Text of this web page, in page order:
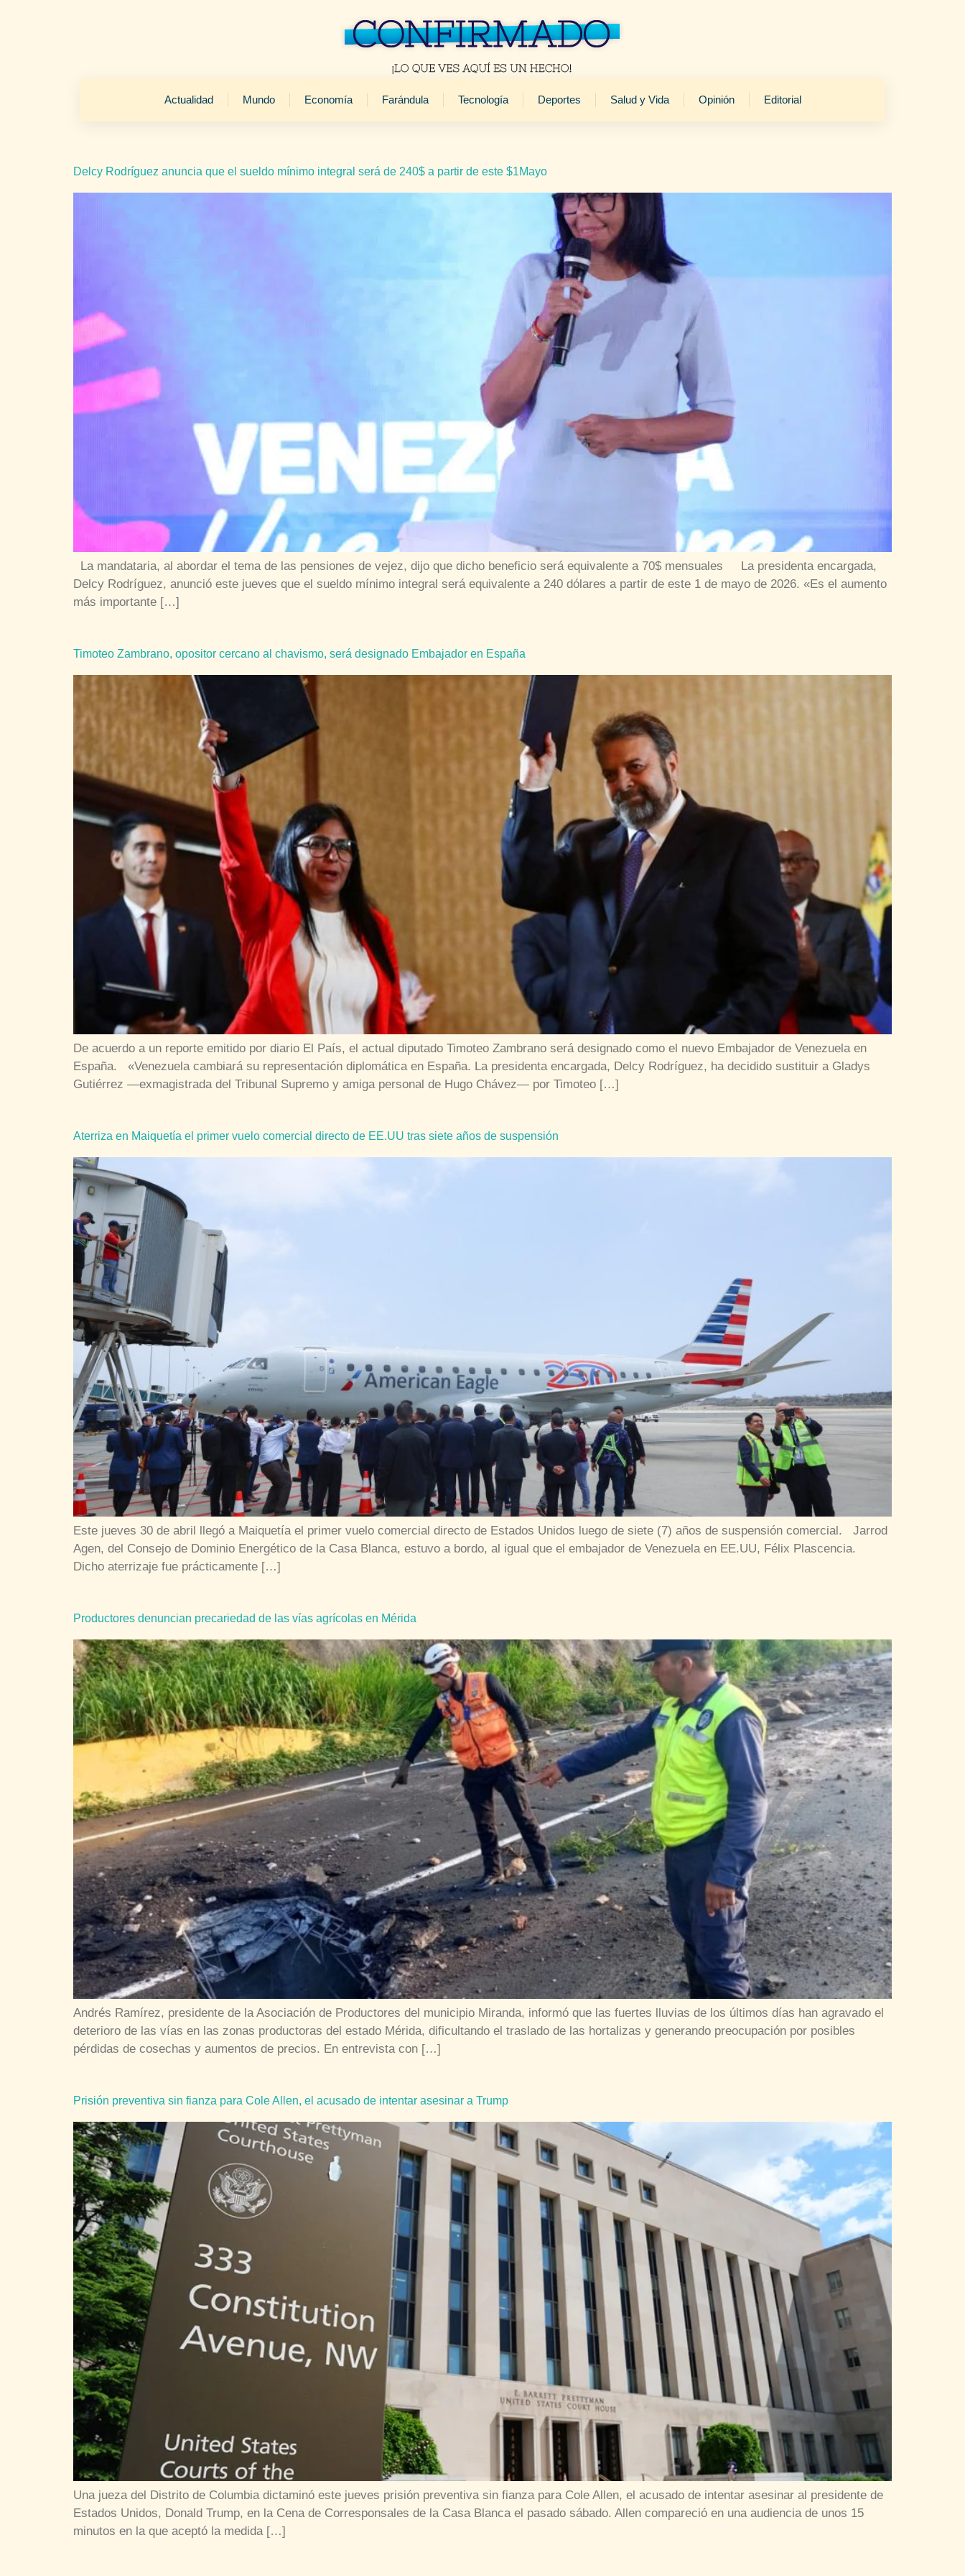
Actualidad Mundo Economía Farándula Tecnología Deportes Salud y Vida Opinión Editorial
Delcy Rodríguez anuncia que el sueldo mínimo integral será de 240$ a partir de este $1Mayo
La mandataria, al abordar el tema de las pensiones de vejez, dijo que dicho beneficio será equivalente a 70$ mensuales La presidenta encargada,
Delcy Rodríguez, anunció este jueves que el sueldo mínimo integral será equivalente a 240 dólares a partir de este 1 de mayo de 2026. «Es el aumento
más importante […]
Timoteo Zambrano, opositor cercano al chavismo, será designado Embajador en España
De acuerdo a un reporte emitido por diario El País, el actual diputado Timoteo Zambrano será designado como el nuevo Embajador de Venezuela en
España. «Venezuela cambiará su representación diplomática en España. La presidenta encargada, Delcy Rodríguez, ha decidido sustituir a Gladys
Gutiérrez —exmagistrada del Tribunal Supremo y amiga personal de Hugo Chávez— por Timoteo […]
Aterriza en Maiquetía el primer vuelo comercial directo de EE.UU tras siete años de suspensión
Este jueves 30 de abril llegó a Maiquetía el primer vuelo comercial directo de Estados Unidos luego de siete (7) años de suspensión comercial. Jarrod
Agen, del Consejo de Dominio Energético de la Casa Blanca, estuvo a bordo, al igual que el embajador de Venezuela en EE.UU, Félix Plascencia.
Dicho aterrizaje fue prácticamente […]
Productores denuncian precariedad de las vías agrícolas en Mérida
Andrés Ramírez, presidente de la Asociación de Productores del municipio Miranda, informó que las fuertes lluvias de los últimos días han agravado el
deterioro de las vías en las zonas productoras del estado Mérida, dificultando el traslado de las hortalizas y generando preocupación por posibles
pérdidas de cosechas y aumentos de precios. En entrevista con […]
Prisión preventiva sin fianza para Cole Allen, el acusado de intentar asesinar a Trump
Una jueza del Distrito de Columbia dictaminó este jueves prisión preventiva sin fianza para Cole Allen, el acusado de intentar asesinar al presidente de
Estados Unidos, Donald Trump, en la Cena de Corresponsales de la Casa Blanca el pasado sábado. Allen compareció en una audiencia de unos 15
minutos en la que aceptó la medida […]